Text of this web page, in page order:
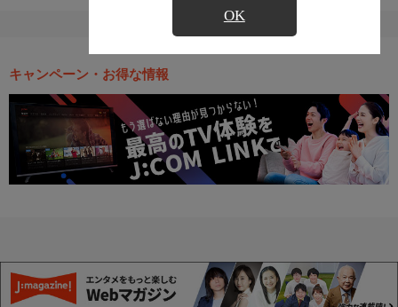
OK
キャンペーン・お得な情報